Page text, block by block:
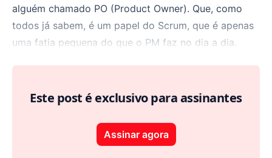
alguém chamado PO (Product Owner). Que, como
todos já sabem, é um papel do Scrum, que é apenas
uma fatia pequena do que o PM faz no dia a dia.
Este post é exclusivo para assinantes
Assinar agora